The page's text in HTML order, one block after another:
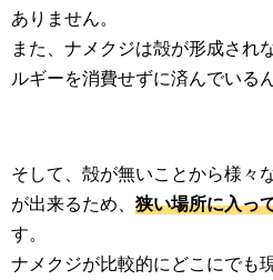
ありません。
また、ナメクジは殻が形成され
ルギーを消費せずに済んでいる
そして、殻が無いことから様々
が出来るため、 狭い場所に入っ
す。
ナメクジが比較的にどこにでも